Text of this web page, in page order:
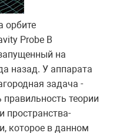
орбите
Probe B
на
назад. У аппарата
задача -
теории
пространства-
которое в данном